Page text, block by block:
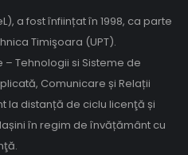
a fost înființat în 1998, ca parte
Timişoara (UPT).
Tehnologii si Sisteme de
Comunicare și Relații
la distanță de ciclu licenţă și
în regim de învățământ cu